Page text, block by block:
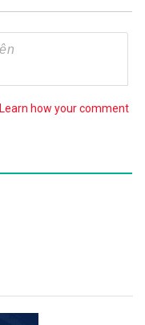
Learn how your comment